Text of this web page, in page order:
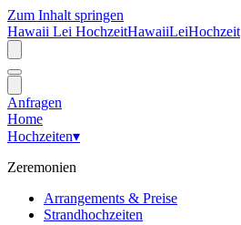
Zum Inhalt springen
Hawaii Lei HochzeitHawaiiLeiHochzeit
Anfragen
Home
Hochzeiten▾
Zeremonien
Arrangements & Preise
Strandhochzeiten